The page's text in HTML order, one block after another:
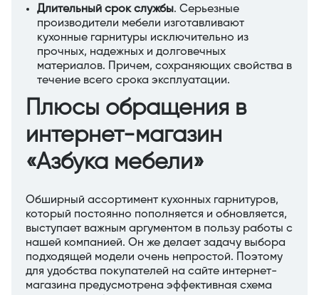
Длительный срок службы. Серьезные
производители мебели изготавливают
кухонные гарнитуры исключительно из
прочных, надежных и долговечных
материалов. Причем, сохраняющих свойства в
течение всего срока эксплуатации.
Плюсы обращения в
интернет-магазин
«Азбука мебели»
Обширный ассортимент кухонных гарнитуров,
который постоянно пополняется и обновляется,
выступает важным аргументом в пользу работы с
нашей компанией. Он же делает задачу выбора
подходящей модели очень непростой. Поэтому
для удобства покупателей на сайте интернет-
магазина предусмотрена эффективная схема